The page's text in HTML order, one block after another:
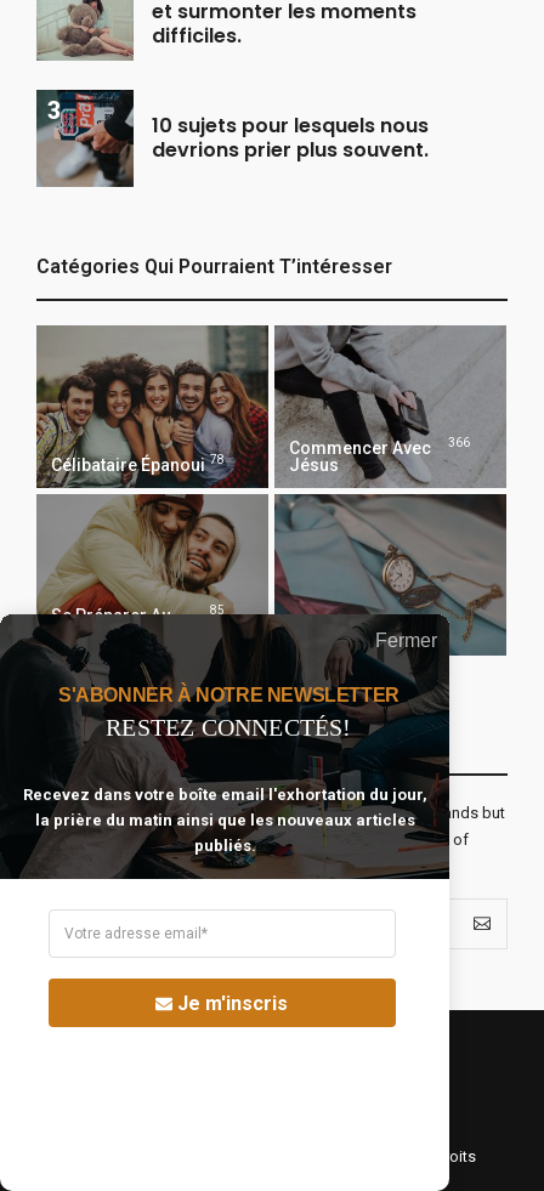
et surmonter les moments
difficiles.
10 sujets pour lesquels nous
devrions prier plus souvent.
Catégories Qui Pourraient T’intéresser
Célibataire Épanoui 78
Commencer Avec
Jésus
366
Se Préparer Au
Mariage
85
Temps Et Argent
Recevoir Notre Newsletter Chaque Matin
The real voyage of discovery consists not in seeking new lands but
seeing with new eyes. All journeys have secret destinations of
which the traveler is unaware.
©Fréquence Chrétienne Production 2016-2025. Tous droits
Fermer
S'ABONNER À NOTRE NEWSLETTER
RESTEZ CONNECTÉS!
Recevez dans votre boîte email l'exhortation du jour,
la prière du matin ainsi que les nouveaux articles
publiés.
Je m'inscris